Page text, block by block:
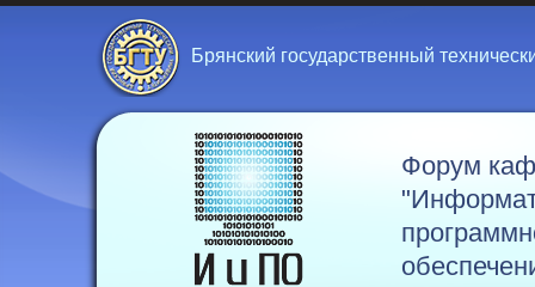
Брянский государственный
Форум